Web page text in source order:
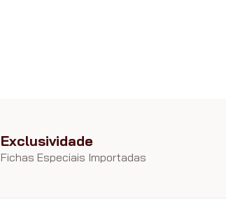
Exclusividade
Fichas Especiais Importadas